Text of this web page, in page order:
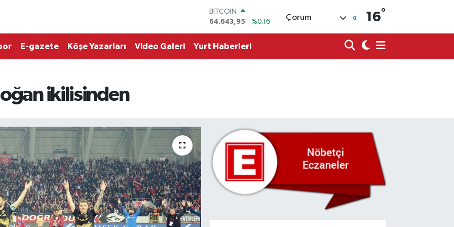
64.643,95
DOLAR
55,0406
%-0.08
STERLİN
Çorum 16°
E-gazete Köşe Yazarları Video Galeri Yurt Haberleri
ikilisinden